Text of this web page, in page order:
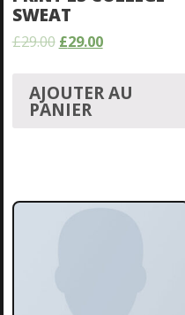
SWEAT
£29.00 £29.00
AJOUTER AU
PANIER